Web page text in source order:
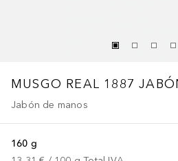
MUSGO REAL 1887
Jabón de manos
160 g